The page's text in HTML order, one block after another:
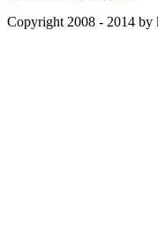
Copyright 2008 - 2014 by